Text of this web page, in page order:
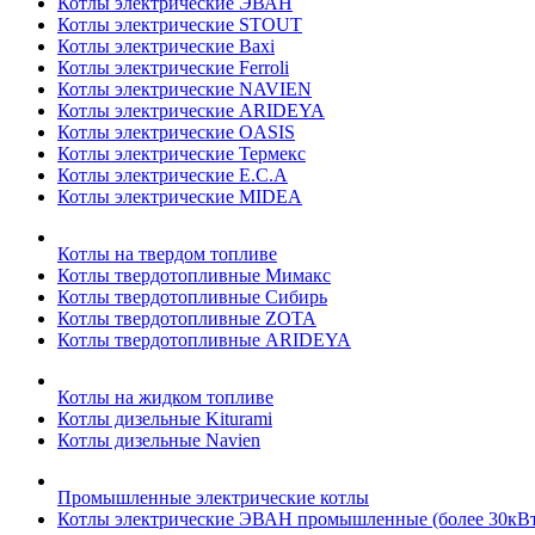
Котлы электрические STOUT
Котлы электрические Baxi
Котлы электрические Ferroli
Котлы электрические NAVIEN
Котлы электрические ARIDEYA
Котлы электрические OASIS
Котлы электрические Термекс
Котлы электрические E.C.A
Котлы электрические MIDEA
Котлы на твердом топливе
Котлы твердотопливные Мимакс
Котлы твердотопливные Сибирь
Котлы твердотопливные ZOTA
Котлы твердотопливные ARIDEYA
Котлы на жидком топливе
Котлы дизельные Kiturami
Котлы дизельные Navien
Промышленные электрические котлы
Котлы электрические ЭВАН промышленные (более